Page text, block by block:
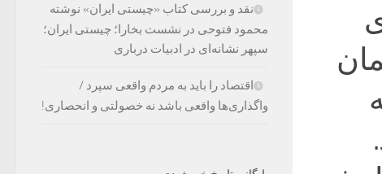
نقد و بررسی کتاب «چیستی ایران» نوشته
محمود فتوحی در نشست بخارا؛ چیستی ایران؛
سپهر نشانه‌ای در ادبیات درباری
اقتصاد را باید به مردم واقعی سپرد /
واگذاری‌ها واقعی باشد نه خصولتی و انحصاری!